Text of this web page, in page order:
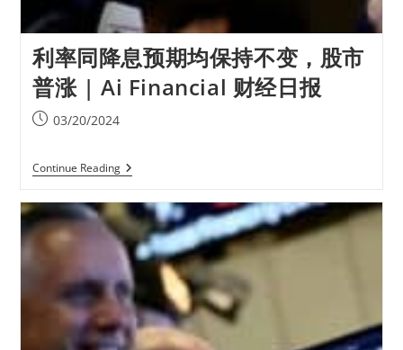
利率同降息预期均保持不变，股市
普涨 | Ai Financial 财经日报
03/20/2024
Continue Reading